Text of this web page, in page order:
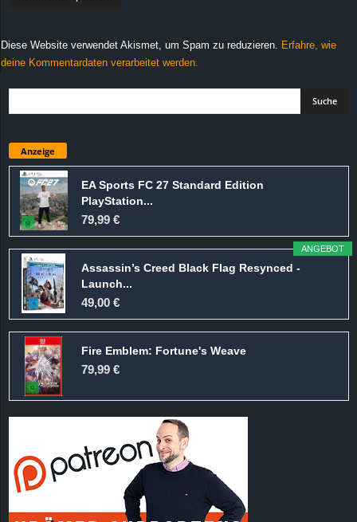
Diese Website verwendet Akismet, um Spam zu reduzieren. Erfahre, wie
deine Kommentardaten verarbeitet werden.
Anzeige
EA Sports FC 27 Standard Edition
PlayStation...
79,99 €
ANGEBOT
Assassin’s Creed Black Flag Resynced -
Launch...
49,00 €
Fire Emblem: Fortune's Weave
79,99 €